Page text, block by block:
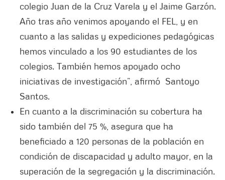
colegio Juan de la Cruz Varela y el Jaime Garzón.
Año tras año venimos apoyando el FEL, y en
cuanto a las salidas y expediciones pedagógicas
hemos vinculado a los 90 estudiantes de los
colegios. También hemos apoyado ocho
iniciativas de investigación”, afirmó Santoyo
Santos.
En cuanto a la discriminación su cobertura ha
sido también del 75 %, asegura que ha
beneficiado a 120 personas de la población en
condición de discapacidad y adulto mayor, en la
superación de la segregación y la discriminación.